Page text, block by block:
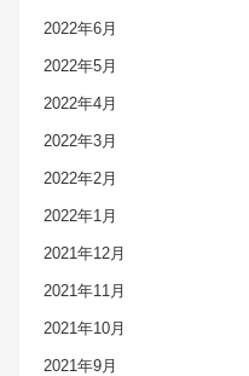
2022年6月
2022年5月
2022年4月
2022年3月
2022年2月
2022年1月
2021年12月
2021年11月
2021年10月
2021年9月